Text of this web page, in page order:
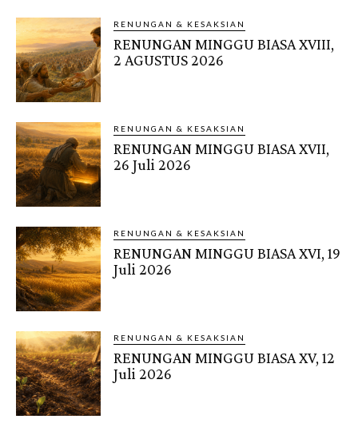
RENUNGAN & KESAKSIAN
RENUNGAN MINGGU BIASA XVIII,
2 AGUSTUS 2026
RENUNGAN & KESAKSIAN
RENUNGAN MINGGU BIASA XVII,
26 Juli 2026
RENUNGAN & KESAKSIAN
RENUNGAN MINGGU BIASA XVI, 19
Juli 2026
RENUNGAN & KESAKSIAN
RENUNGAN MINGGU BIASA XV, 12
Juli 2026